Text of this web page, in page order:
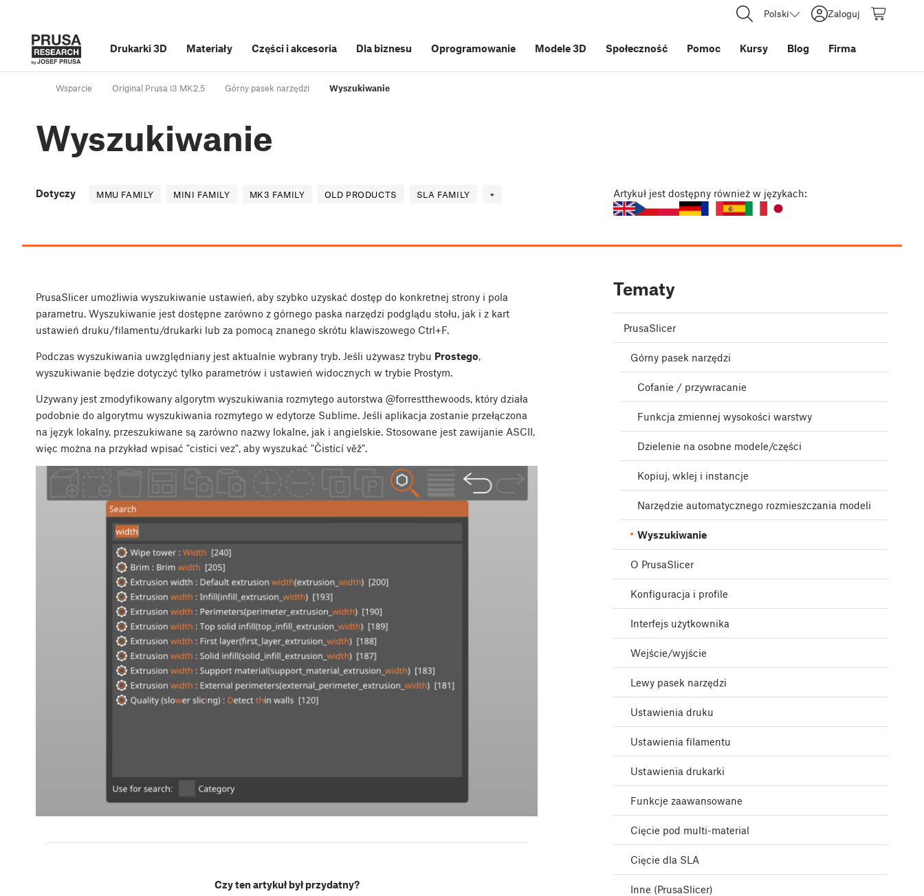
Polski Zaloguj
Drukarki 3D Materiały Części i akcesoria Dla biznesu Oprogramowanie Modele 3D Społeczność Pomoc Kursy Blog Firma
Wsparcie Original Prusa i3 MK2.5 Górny pasek narzędzi Wyszukiwanie
Wyszukiwanie
Dotyczy MMU FAMILY MINI FAMILY MK3 FAMILY OLD PRODUCTS SLA FAMILY + Artykuł jest dostępny również w językach:
PrusaSlicer umożliwia wyszukiwanie ustawień, aby szybko uzyskać dostęp do konkretnej strony i pola
parametru. Wyszukiwanie jest dostępne zarówno z górnego paska narzędzi podglądu stołu, jak i z kart
ustawień druku/filamentu/drukarki lub za pomocą znanego skrótu klawiszowego Ctrl+F.
Podczas wyszukiwania uwzględniany jest aktualnie wybrany tryb. Jeśli używasz trybu Prostego,
wyszukiwanie będzie dotyczyć tylko parametrów i ustawień widocznych w trybie Prostym.
Używany jest zmodyfikowany algorytm wyszukiwania rozmytego autorstwa @forrestthewoods, który działa
podobnie do algorytmu wyszukiwania rozmytego w edytorze Sublime. Jeśli aplikacja zostanie przełączona
na język lokalny, przeszukiwane są zarówno nazwy lokalne, jak i angielskie. Stosowane jest zawijanie ASCII,
więc można na przykład wpisać "cistici vez", aby wyszukać "Čistící věž".
Czy ten artykuł był przydatny?
Tematy
PrusaSlicer
Górny pasek narzędzi
Cofanie / przywracanie
Funkcja zmiennej wysokości warstwy
Dzielenie na osobne modele/części
Kopiuj, wklej i instancje
Narzędzie automatycznego rozmieszczania modeli
Wyszukiwanie
O PrusaSlicer
Konfiguracja i profile
Interfejs użytkownika
Wejście/wyjście
Lewy pasek narzędzi
Ustawienia druku
Ustawienia filamentu
Ustawienia drukarki
Funkcje zaawansowane
Cięcie pod multi-material
Cięcie dla SLA
Inne (PrusaSlicer)